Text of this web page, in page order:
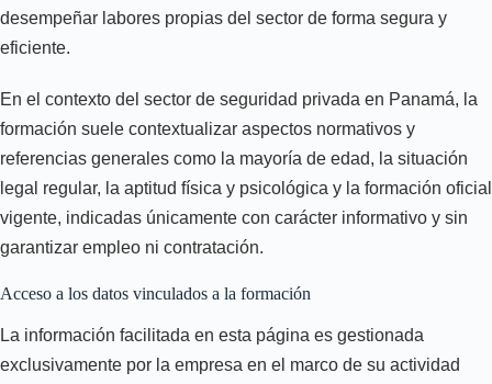
desempeñar labores propias del sector de forma segura y
eficiente.
En el contexto del sector de seguridad privada en Panamá, la
formación suele contextualizar aspectos normativos y
referencias generales como la mayoría de edad, la situación
legal regular, la aptitud física y psicológica y la formación oficial
vigente, indicadas únicamente con carácter informativo y sin
garantizar empleo ni contratación.
Acceso a los datos vinculados a la formación
La información facilitada en esta página es gestionada
exclusivamente por la empresa en el marco de su actividad